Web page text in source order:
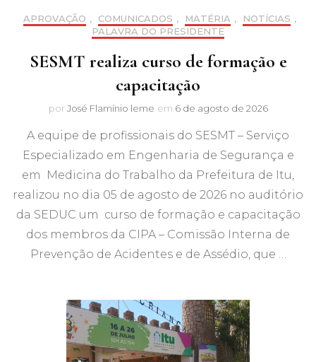
APROVAÇÃO , COMUNICADOS , MATÉRIA , NOTÍCIAS ,
PALAVRA DO PRESIDENTE
SESMT realiza curso de formação e
capacitação
por José Flamínio leme em 6 de agosto de 2026
A equipe de profissionais do SESMT – Serviço
Especializado em Engenharia de Segurança e
em Medicina do Trabalho da Prefeitura de Itu,
realizou no dia 05 de agosto de 2026 no auditório
da SEDUC um curso de formação e capacitação
dos membros da CIPA – Comissão Interna de
Prevenção de Acidentes e de Assédio, que …